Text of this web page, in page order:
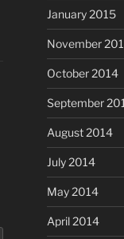
January 2015
November
October 2014
September
August 2014
July 2014
May 2014
April 2014